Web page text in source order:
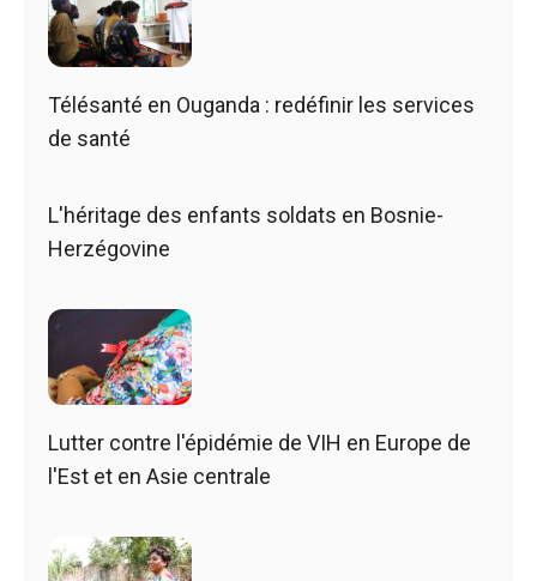
Télésanté en Ouganda : redéfinir les services
de santé
L'héritage des enfants soldats en Bosnie-
Herzégovine
Lutter contre l'épidémie de VIH en Europe de
l'Est et en Asie centrale